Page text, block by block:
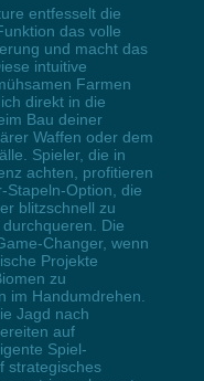
entfesselt die
das volle
und macht das
intuitive
Farmen
direkt in die
Bau deiner
Waffen oder dem
Spieler, die in
achten, profitieren
Stapeln-Option, die
blitzschnell zu
Die
Changer, wenn
Projekte
zu
im Handumdrehen.
Jagd nach
auf
Spiel-
strategisches